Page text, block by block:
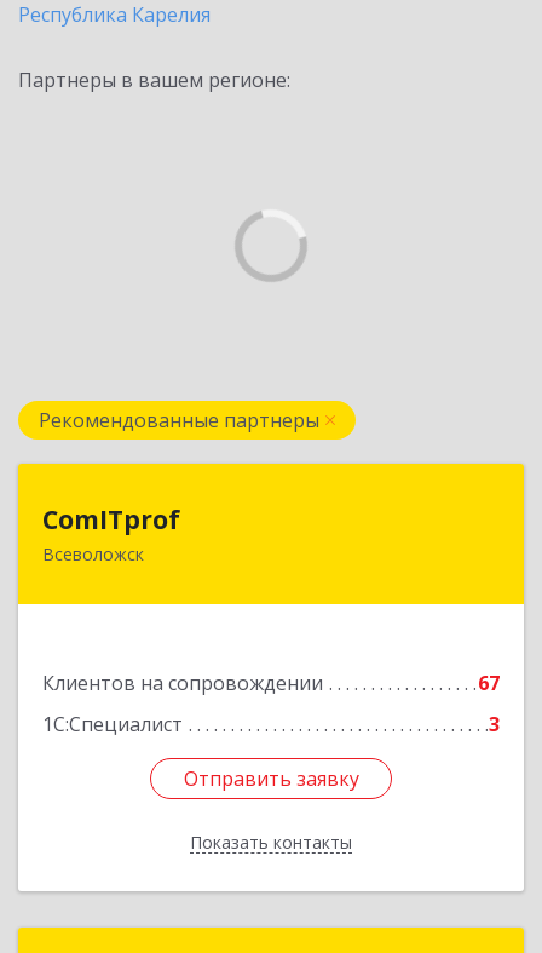
Республика Карелия
Партнеры в вашем регионе:
Рекомендованные партнеры
ComITprof
Всеволожск
Клиентов на сопровождении
67
1С:Специалист
3
Отправить заявку
Показать контакты
188643, Ленинградская обл, Всеволожский р-н,
Отправить заявку
Назад